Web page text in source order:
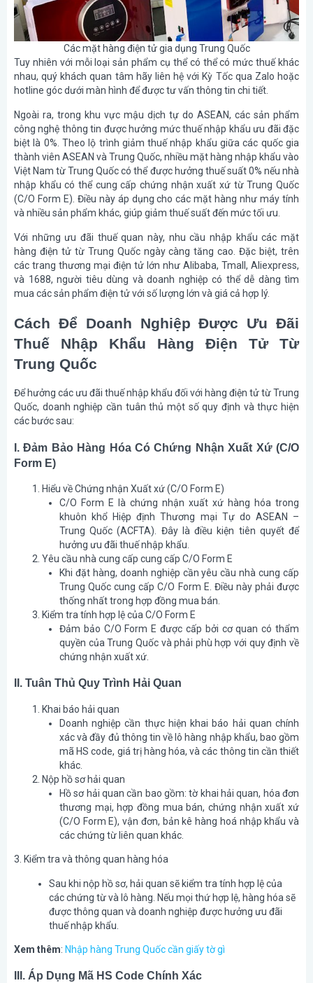
Các mặt hàng điện tử gia dụng Trung Quốc
Tuy nhiên với mỗi loại sản phẩm cụ thể có thể có mức thuế khác
nhau, quý khách quan tâm hãy liên hệ với Kỳ Tốc qua Zalo hoặc
hotline góc dưới màn hình để được tư vấn thông tin chi tiết.
Ngoài ra, trong khu vực mậu dịch tự do ASEAN, các sản phẩm
công nghệ thông tin được hưởng mức thuế nhập khẩu ưu đãi đặc
biệt là 0%. Theo lộ trình giảm thuế nhập khẩu giữa các quốc gia
thành viên ASEAN và Trung Quốc, nhiều mặt hàng nhập khẩu vào
Việt Nam từ Trung Quốc có thể được hưởng thuế suất 0% nếu nhà
nhập khẩu có thể cung cấp chứng nhận xuất xứ từ Trung Quốc
(C/O Form E). Điều này áp dụng cho các mặt hàng như máy tính
và nhiều sản phẩm khác, giúp giảm thuế suất đến mức tối ưu.
Với những ưu đãi thuế quan này, nhu cầu nhập khẩu các mặt
hàng điện tử từ Trung Quốc ngày càng tăng cao. Đặc biệt, trên
các trang thương mại điện tử lớn như Alibaba, Tmall, Aliexpress,
và 1688, người tiêu dùng và doanh nghiệp có thể dễ dàng tìm
mua các sản phẩm điện tử với số lượng lớn và giá cả hợp lý.
Cách Để Doanh Nghiệp Được Ưu Đãi
Thuế Nhập Khẩu Hàng Điện Tử Từ
Trung Quốc
Để hưởng các ưu đãi thuế nhập khẩu đối với hàng điện tử từ Trung
Quốc, doanh nghiệp cần tuân thủ một số quy định và thực hiện
các bước sau:
I. Đảm Bảo Hàng Hóa Có Chứng Nhận Xuất Xứ (C/O
Form E)
Hiểu về Chứng nhận Xuất xứ (C/O Form E)
C/O Form E là chứng nhận xuất xứ hàng hóa trong
khuôn khổ Hiệp định Thương mại Tự do ASEAN –
Trung Quốc (ACFTA). Đây là điều kiện tiên quyết để
hưởng ưu đãi thuế nhập khẩu.
Yêu cầu nhà cung cấp cung cấp C/O Form E
Khi đặt hàng, doanh nghiệp cần yêu cầu nhà cung cấp
Trung Quốc cung cấp C/O Form E. Điều này phải được
thống nhất trong hợp đồng mua bán.
Kiểm tra tính hợp lệ của C/O Form E
Đảm bảo C/O Form E được cấp bởi cơ quan có thẩm
quyền của Trung Quốc và phải phù hợp với quy định về
chứng nhận xuất xứ.
II. Tuân Thủ Quy Trình Hải Quan
Khai báo hải quan
Doanh nghiệp cần thực hiện khai báo hải quan chính
xác và đầy đủ thông tin về lô hàng nhập khẩu, bao gồm
mã HS code, giá trị hàng hóa, và các thông tin cần thiết
khác.
Nộp hồ sơ hải quan
Hồ sơ hải quan cần bao gồm: tờ khai hải quan, hóa đơn
thương mại, hợp đồng mua bán, chứng nhận xuất xứ
(C/O Form E), vận đơn, bản kê hàng hoá nhập khẩu và
các chứng từ liên quan khác.
3. Kiểm tra và thông quan hàng hóa
Sau khi nộp hồ sơ, hải quan sẽ kiểm tra tính hợp lệ của
các chứng từ và lô hàng. Nếu mọi thứ hợp lệ, hàng hóa sẽ
được thông quan và doanh nghiệp được hưởng ưu đãi
thuế nhập khẩu.
Xem thêm: Nhập hàng Trung Quốc cần giấy tờ gì
III. Áp Dụng Mã HS Code Chính Xác